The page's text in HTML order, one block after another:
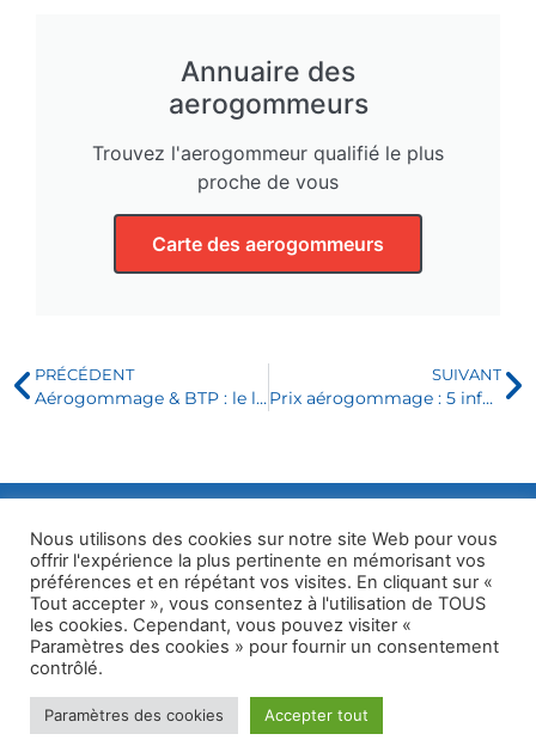
Annuaire des
aerogommeurs
Trouvez l'aerogommeur qualifié le plus
proche de vous
Carte des aerogommeurs
PRÉCÉDENT
Aérogommage & BTP : le levier du réemploi des matériaux de construction
SUIVANT
Prix aérogommage : 5 infos clés et tarifs détaillés ⏱️
Facebook
06 13 52 13 88
© Copyright 2021 - Création Océan Digital - Activateur numérique
Nous utilisons des cookies sur notre site Web pour vous
offrir l'expérience la plus pertinente en mémorisant vos
préférences et en répétant vos visites. En cliquant sur «
Tout accepter », vous consentez à l'utilisation de TOUS
les cookies. Cependant, vous pouvez visiter «
Paramètres des cookies » pour fournir un consentement
contrôlé.
Paramètres des cookies Accepter tout